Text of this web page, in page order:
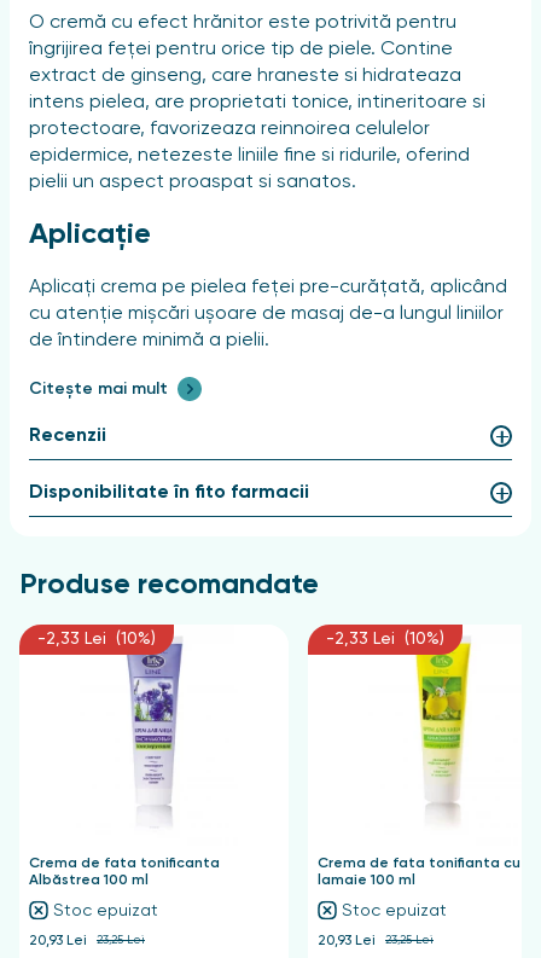
O cremă cu efect hrănitor este potrivită pentru
îngrijirea feței pentru orice tip de piele. Contine
extract de ginseng, care hraneste si hidrateaza
intens pielea, are proprietati tonice, intineritoare si
protectoare, favorizeaza reinnoirea celulelor
epidermice, netezeste liniile fine si ridurile, oferind
pielii un aspect proaspat si sanatos.
Aplicație
Aplicați crema pe pielea feței pre-curățată, aplicând
cu atenție mișcări ușoare de masaj de-a lungul liniilor
de întindere minimă a pielii.
Citește mai mult
Recenzii
Disponibilitate în fito farmacii
Produse recomandate
-2,33 Lei (10%)
Crema de fata tonificanta
Albăstrea 100 ml
Stoc epuizat
20,93 Lei 23,25 Lei
-2,33 Lei (10%)
Crema de fata tonifianta cu
lamaie 100 ml
Stoc epuizat
20,93 Lei 23,25 Lei